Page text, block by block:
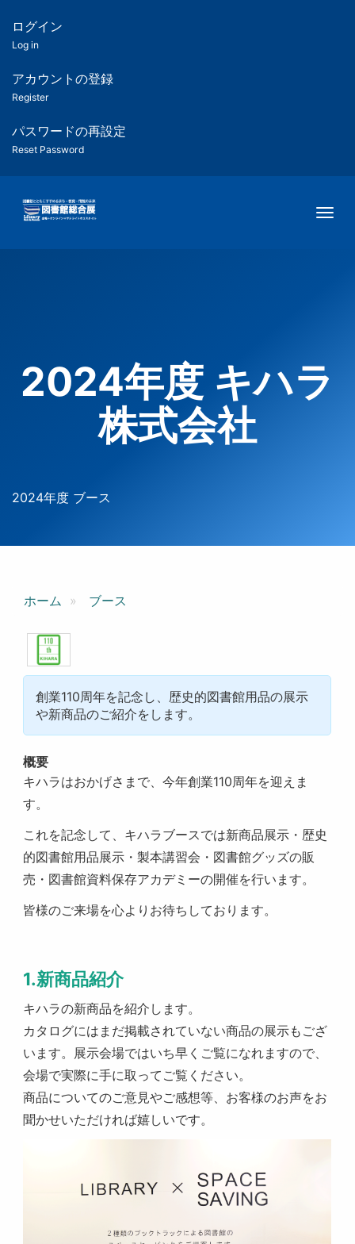
ツ
匿
名
ユ
ー
ー
用
メ
ログイン
Log in
アカウントの登録
Register
パスワードの再設定
Reset Password
2024年度 キハラ
株式会社
2024年度 ブース
ホーム ブース
創業110周年を記念し、歴史的図書館用品の展示
や新商品のご紹介をします。
概要
キハラはおかげさまで、今年創業110周年を迎えま
す。
これを記念して、キハラブースでは新商品展示・歴史
的図書館用品展示・製本講習会・図書館グッズの販
売・図書館資料保存アカデミーの開催を行います。
皆様のご来場を心よりお待ちしております。
1.新商品紹介
キハラの新商品を紹介します。
カタログにはまだ掲載されていない商品の展示もござ
います。展示会場ではいち早くご覧になれますので、
会場で実際に手に取ってご覧ください。
商品についてのご意見やご感想等、お客様のお声をお
聞かせいただければ嬉しいです。